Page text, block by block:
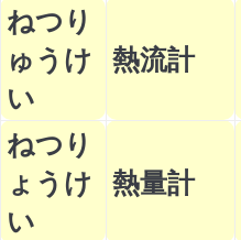
ねつり
ゅうけ
い
熱流計
ねつり
ょうけ
い
熱量計